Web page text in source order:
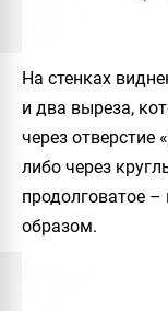
На стенках
и два выреза,
через
либо через
продолговатое
образом.